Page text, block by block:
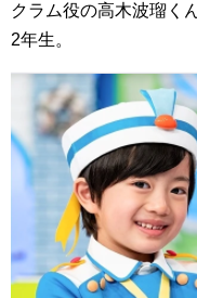
クラム役の高木波瑠く
2年生。